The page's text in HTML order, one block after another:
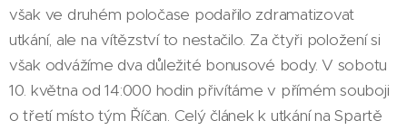
však ve druhém poločase podařilo zdramatizovat
utkání, ale na vítězství to nestačilo. Za čtyři položení si
však odvážíme dva důležité bonusové body. V sobotu
10. května od 14:000 hodin přivítáme v přímém souboji
o třetí místo tým Říčan. Celý článek k utkání na Spartě